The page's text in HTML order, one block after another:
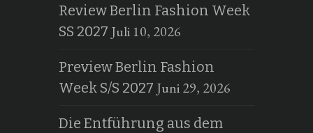
Review Berlin Fashion Week
SS 2027 Juli 10, 2026
Preview Berlin Fashion
Week S/S 2027 Juni 29, 2026
Die Entführung aus dem